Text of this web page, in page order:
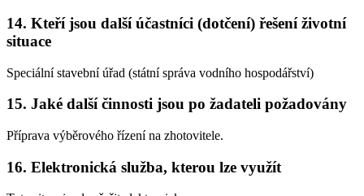
14. Kteří jsou další účastníci (dotčení) řešení životní
situace
Speciální stavební úřad (státní správa vodního hospodářství)
15. Jaké další činnosti jsou po žadateli požadovány
Příprava výběrového řízení na zhotovitele.
16. Elektronická služba, kterou lze využít